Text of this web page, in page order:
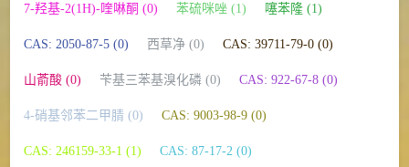
7-羟基-2(1H)-喹啉酮 (0) 苯硫咪唑 (1) 噻苯隆 (1)
CAS: 2050-87-5 (0) 西草净 (0) CAS: 39711-79-0 (0)
山萮酸 (0) 苄基三苯基溴化磷 (0) CAS: 922-67-8 (0)
4-硝基邻苯二甲腈 (0) CAS: 9003-98-9 (0)
CAS: 246159-33-1 (1) CAS: 87-17-2 (0)